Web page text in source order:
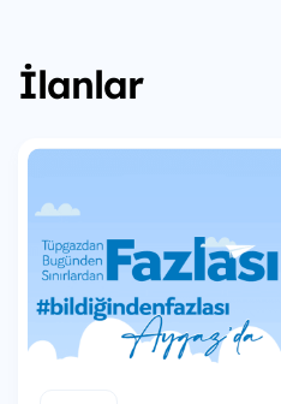
İlanlar